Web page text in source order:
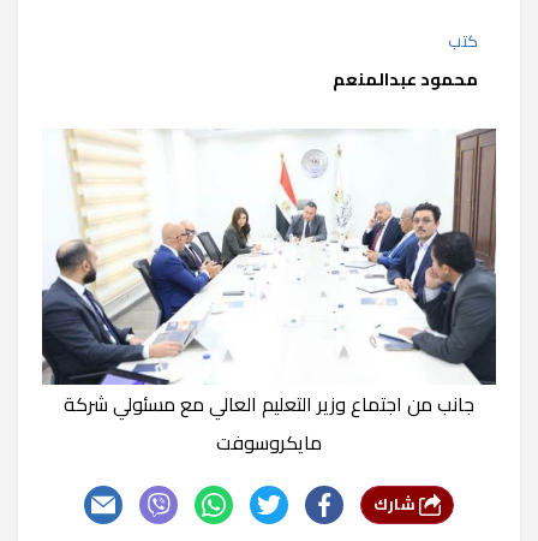
كتب
محمود عبدالمنعم
جانب من اجتماع وزير التعليم العالي مع مسئولي شركة
مايكروسوفت